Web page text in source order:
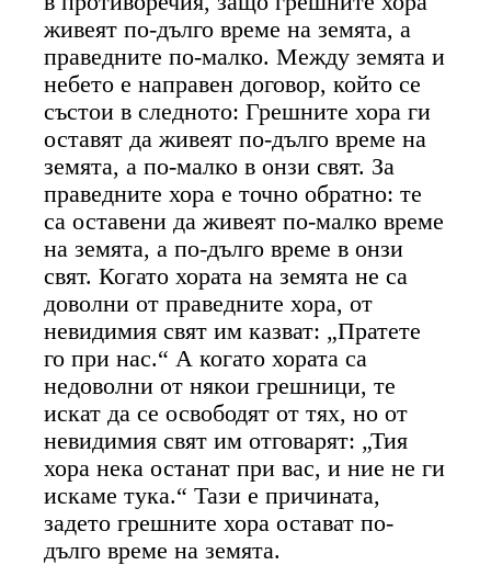
живеят по-дълго време на земята, а
праведните по-малко. Между земята и
небето е направен договор, който се
състои в следното: Грешните хора ги
оставят да живеят по-дълго време на
земята, а по-малко в онзи свят. За
праведните хора е точно обратно: те
са оставени да живеят по-малко време
на земята, а по-дълго време в онзи
свят. Когато хората на земята не са
доволни от праведните хора, от
невидимия свят им казват: „Пратете
го при нас.“ А когато хората са
недоволни от някои грешници, те
искат да се освободят от тях, но от
невидимия свят им отговарят: „Тия
хора нека останат при вас, и ние не ги
искаме тука.“ Тази е причината,
задето грешните хора остават по-
дълго време на земята.